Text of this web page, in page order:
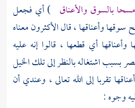
بالسوق والأعناق ) أي فجعل
وأعناقها ، قال الأكثرون معناه
أي قطعها ، قالوا إنه عليه
بسبب اشتغاله بالنظر إلى تلك الخيل
تقربا إلى الله تعالى ، وعندي أن
وجوه :